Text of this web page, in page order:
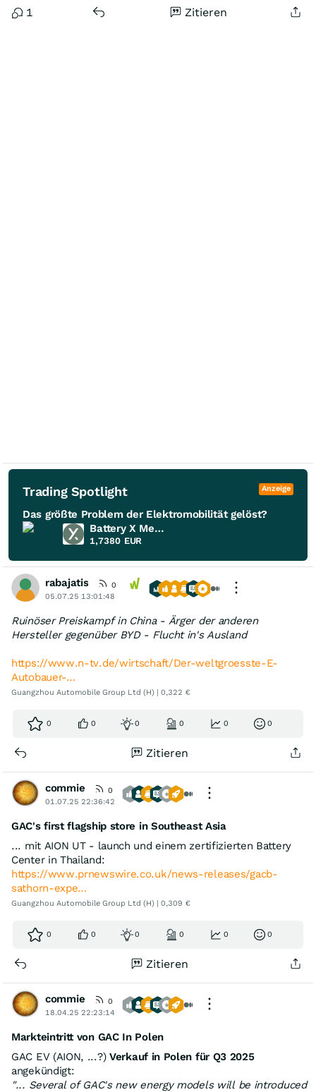
1 Zitieren
Trading Spotlight Anzeige
Das größte Problem der Elektromobilität gelöst?
Battery X Metals
1,7380 EUR
rabajatis
0
05.07.25 13:01:48
Ruinöser Preiskampf in China - Ärger der anderen
Hersteller gegenüber BYD - Flucht in's Ausland
https://www.n-tv.de/wirtschaft/Der-weltgroesste-E-
Autobauer-…
Guangzhou Automobile Group Ltd (H) | 0,322 €
0 0 0 0 0 0
Zitieren
commie
0
01.07.25 22:36:42
GAC's first flagship store in Southeast Asia
... mit AION UT - launch und einem zertifizierten Battery
Center in Thailand:
https://www.prnewswire.co.uk/news-releases/gacb-
sathorn-expe…
Guangzhou Automobile Group Ltd (H) | 0,309 €
0 0 0 0 0 0
Zitieren
commie
0
18.04.25 22:23:14
Markteintritt von GAC In Polen
GAC EV (AION, ...?) Verkauf in Polen für Q3 2025
angekündigt:
"... Several of GAC's new energy models will be introduced